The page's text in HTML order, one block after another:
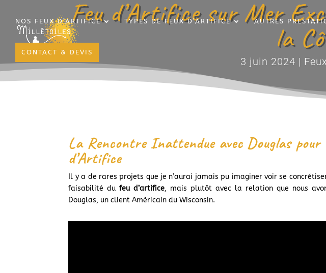
NOS FEUX D’ARTIFICE TYPES DE FEUX D’ARTIFICE AUTRES
CONTACT & DEVIS
Feu d’Artifice sur Mer
la
3 juin 2024 |
La Rencontre Inattendue avec Douglas pour
d’Artifice
Il y a de rares projets que je n’aurai jamais pu imaginer voir se
faisabilité dufeu d’artifice, mais plutôt avec la relation que nous
Douglas, un client Américain du Wisconsin.